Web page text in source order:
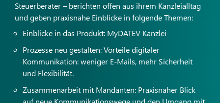
Steuerberater – berichten offen aus ihrem Kanzleialltag
und geben praxisnahe Einblicke in folgende Themen:
Einblicke in das Produkt: MyDATEV Kanzlei
Prozesse neu gestalten: Vorteile digitaler
Kommunikation: weniger E-Mails, mehr Sicherheit
und Flexibilität.
Zusammenarbeit mit Mandanten: Praxisnaher Blick